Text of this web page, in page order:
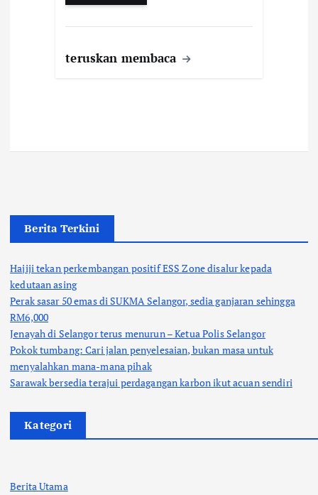
teruskan membaca
Berita Terkini
Hajiji tekan perkembangan positif ESS Zone disalur kepada
kedutaan asing
Perak sasar 50 emas di SUKMA Selangor, sedia ganjaran sehingga
RM6,000
Jenayah di Selangor terus menurun – Ketua Polis Selangor
Pokok tumbang: Cari jalan penyelesaian, bukan masa untuk
menyalahkan mana-mana pihak
Sarawak bersedia terajui perdagangan karbon ikut acuan sendiri
Kategori
Berita Utama